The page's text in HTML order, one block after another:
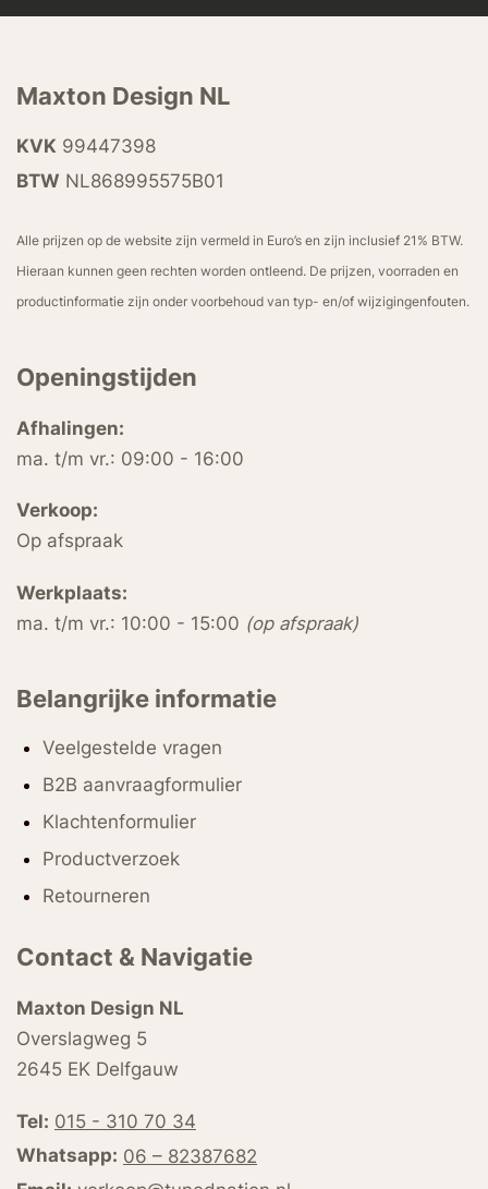
Maxton Design NL
KVK 99447398
BTW NL868995575B01
Alle prijzen op de website zijn vermeld in Euro’s en zijn inclusief 21% BTW.
Hieraan kunnen geen rechten worden ontleend. De prijzen, voorraden en
productinformatie zijn onder voorbehoud van typ- en/of wijzigingenfouten.
Openingstijden
Afhalingen:
ma. t/m vr.: 09:00 - 16:00
Verkoop:
Op afspraak
Werkplaats:
ma. t/m vr.: 10:00 - 15:00 (op afspraak)
Belangrijke informatie
Veelgestelde vragen
B2B aanvraagformulier
Klachtenformulier
Productverzoek
Retourneren
Contact & Navigatie
Maxton Design NL
Overslagweg 5
2645 EK Delfgauw
Tel: 015 - 310 70 34
Whatsapp: 06 – 82387682